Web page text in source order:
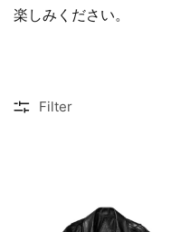
楽しみください。
Filter